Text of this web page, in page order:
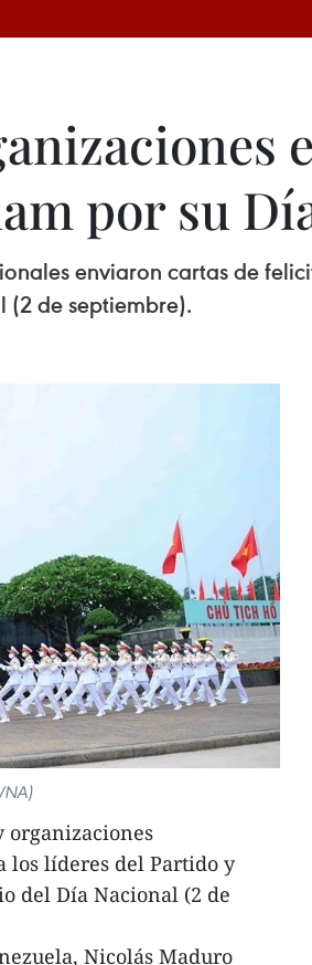
por su
enviaron cartas de
(2 de septiembre).
organizaciones
líderes del Partido y
del Día Nacional (2 de
Nicolás Maduro